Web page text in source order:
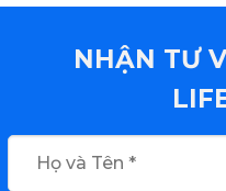
NHẬN TƯ